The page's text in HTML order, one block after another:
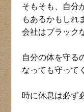
そもそも、自分
もあるかもしれ
会社はブラック
自分の体を守る
なっても守って
時に休息は必ず